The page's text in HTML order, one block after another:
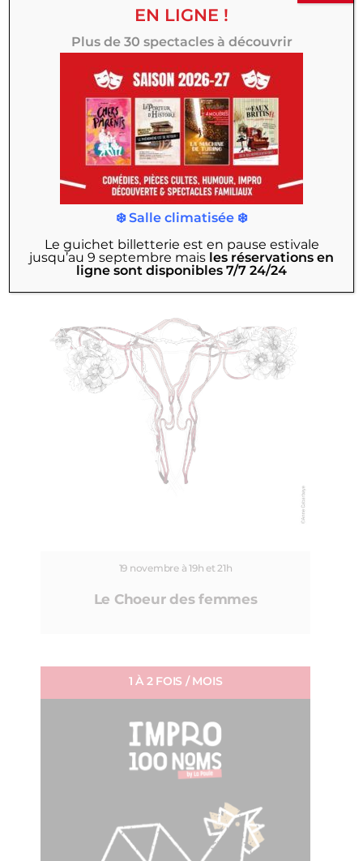
CRÉATION THÉÂTRE 100 NOMS
À partir de février 2027
Les faux british
19 novembre à 19h et 21h
Le Choeur des femmes
1 À 2 FOIS / MOIS
EN LIGNE !
Plus de 30 spectacles à découvrir
❄️ Salle climatisée ❄️
Le guichet billetterie est en pause estivale
jusqu’au 9 septembre mais les réservations en
ligne sont disponibles 7/7 24/24